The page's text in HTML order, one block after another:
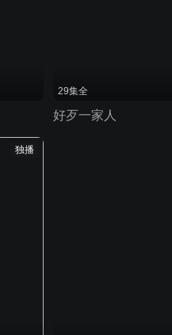
29集全
好歹一家人
独播